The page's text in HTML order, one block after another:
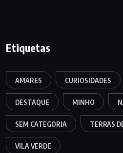
Etiquetas
AMARES CURIOSIDADES
DESTAQUE MINHO
SEM CATEGORIA TERRAS
VILA VERDE